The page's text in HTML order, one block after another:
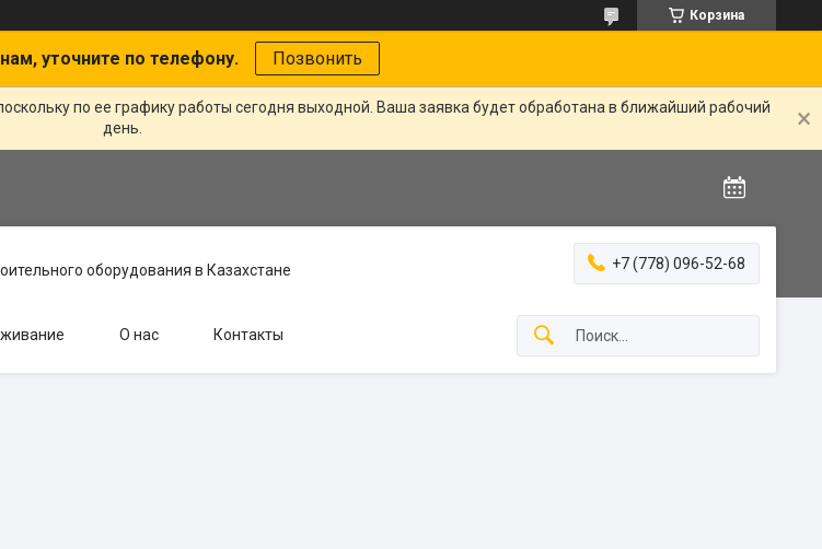
Корзина
уточните по телефону. Позвонить
по ее графику работы сегодня выходной. Ваша заявка будет обработана в ближайший рабочий
день.
оборудования в Казахстане +7 (778) 096-52-68
О нас Контакты